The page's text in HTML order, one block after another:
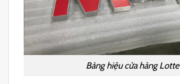
Bảng hiệu cửa hàng Lotte